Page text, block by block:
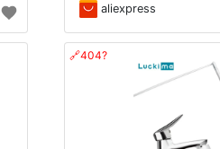
aliexpress
🔗404?